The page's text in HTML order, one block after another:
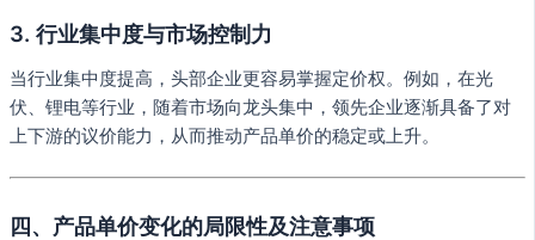
3. 行业集中度与市场控制力
当行业集中度提高，头部企业更容易掌握定价权。例如，在光
伏、锂电等行业，随着市场向龙头集中，领先企业逐渐具备了对
上下游的议价能力，从而推动产品单价的稳定或上升。
四、产品单价变化的局限性及注意事项